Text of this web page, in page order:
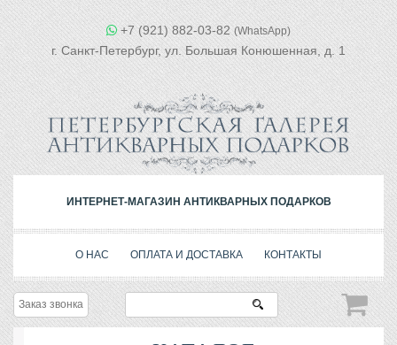
+7 (921) 882-03-82 (WhatsApp)
г. Санкт-Петербург, ул. Большая Конюшенная, д. 1
ИНТЕРНЕТ-МАГАЗИН АНТИКВАРНЫХ ПОДАРКОВ
О НАС ОПЛАТА И ДОСТАВКА КОНТАКТЫ
Заказ звонка